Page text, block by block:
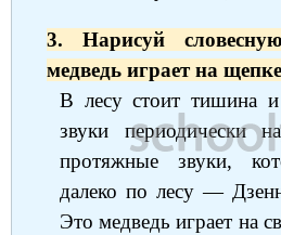
3. Нарисуй
медведь играет на
В лесу стоит тишина и
звуки периодически
протяжные звуки,
далеко по лесу —
Это медведь играет на